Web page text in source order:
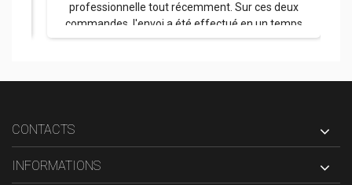
professionnelle tout récemment. Sur ces deux
commandes, l'envoi a été effectué en un temps
record, la palette a été soigneusement emballée et
été parfaitement orienté sur le choix des pare-
matériel. Merci encore et bravo pour le parcours
CONTACTS
INFORMATIONS